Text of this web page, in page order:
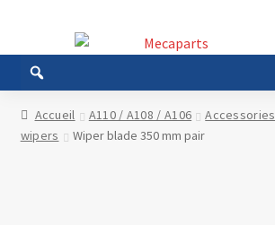
la
navigation
au
contenu
Accueil A110 / A108 / A106 Accessories
wipers
Wiper blade 350 mm pair